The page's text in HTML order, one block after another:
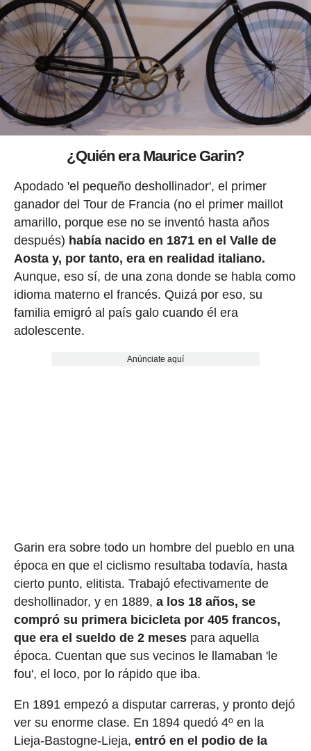
¿Quién era Maurice Garin?
Apodado 'el pequeño deshollinador', el primer
ganador del Tour de Francia (no el primer maillot
amarillo, porque ese no se inventó hasta años
después) había nacido en 1871 en el Valle de
Aosta y, por tanto, era en realidad italiano.
Aunque, eso sí, de una zona donde se habla como
idioma materno el francés. Quizá por eso, su
familia emigró al país galo cuando él era
adolescente.
Anúnciate aquí
Garin era sobre todo un hombre del pueblo en una
época en que el ciclismo resultaba todavía, hasta
cierto punto, elitista. Trabajó efectivamente de
deshollinador, y en 1889, a los 18 años, se
compró su primera bicicleta por 405 francos,
que era el sueldo de 2 mesespara aquella
época. Cuentan que sus vecinos le llamaban 'le
fou', el loco, por lo rápido que iba.
En 1891 empezó a disputar carreras, y pronto dejó
ver su enorme clase. En 1894 quedó 4º en la
Lieja-Bastogne-Lieja, entró en el podio de la